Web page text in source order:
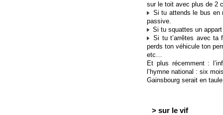
sur le toit avec plus de 2
Si tu attends le bus en
passive.
Si tu squattes un
Si tu t’arrêtes avec ta
perds ton véhicule ton
etc…
Et plus récemment :
l’hymne national : six
Gainsbourg serait en taule
> sur le vif